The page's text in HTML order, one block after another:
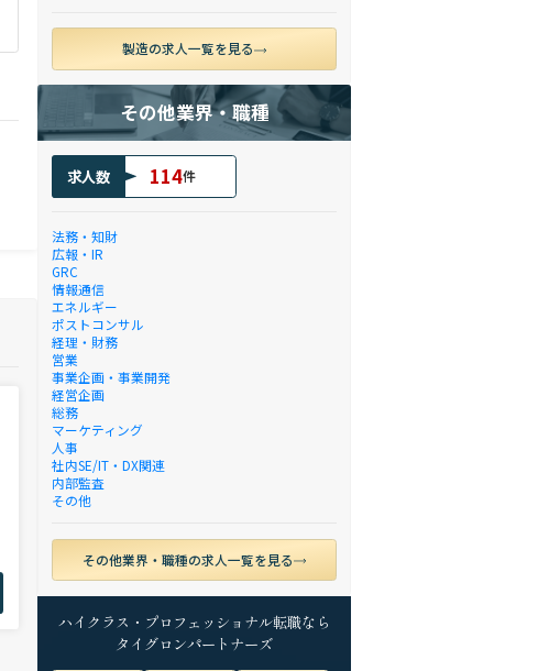
製造の求人一覧を見る
その他業界・職種
求人数 114件
法務・知財
広報・IR
GRC
情報通信
エネルギー
ポストコンサル
経理・財務
営業
事業企画・事業開発
経営企画
総務
マーケティング
人事
社内SE/IT・DX関連
内部監査
その他
その他業界・職種の求人一覧を見る
ハイクラス・プロフェッショナル転職なら
タイグロンパートナーズ